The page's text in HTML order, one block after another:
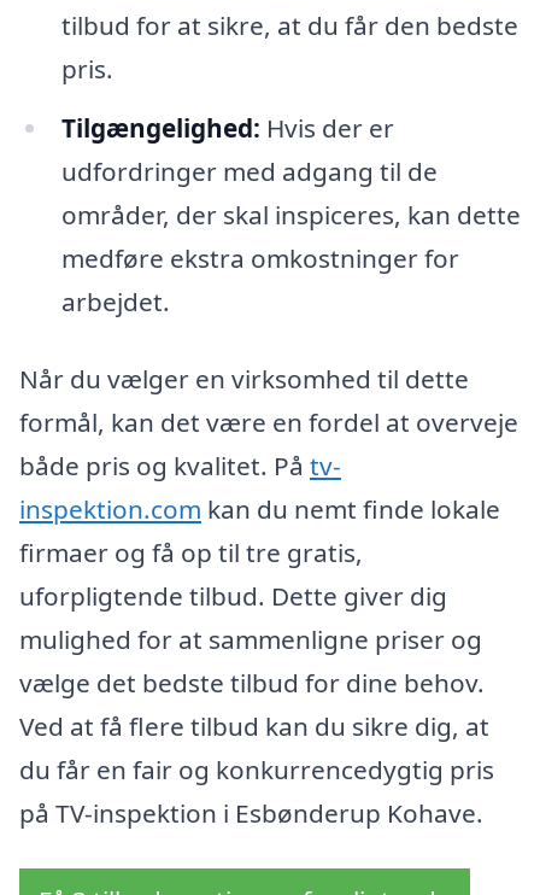
tilbud for at sikre, at du får den bedste
pris.
Tilgængelighed: Hvis der er
udfordringer med adgang til de
områder, der skal inspiceres, kan dette
medføre ekstra omkostninger for
arbejdet.
Når du vælger en virksomhed til dette
formål, kan det være en fordel at overveje
både pris og kvalitet. På tv-
inspektion.com kan du nemt finde lokale
firmaer og få op til tre gratis,
uforpligtende tilbud. Dette giver dig
mulighed for at sammenligne priser og
vælge det bedste tilbud for dine behov.
Ved at få flere tilbud kan du sikre dig, at
du får en fair og konkurrencedygtig pris
på TV-inspektion i Esbønderup Kohave.